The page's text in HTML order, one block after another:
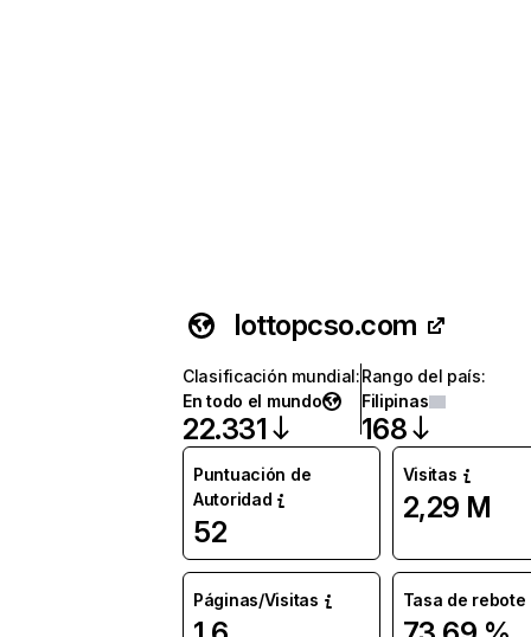
lottopcso.com
Clasificación mundial:
En todo el mundo
22.331
Rango del país:
Filipinas
168
Puntuación de
Autoridad
52
Visitas
2,29 M
Páginas/Visitas Tasa de rebote